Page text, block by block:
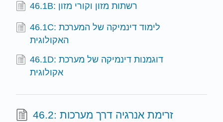
46.1B: רשתות מזון וקורי מזון
46.1C: לימוד דינמיקה של המערכת
האקולוגית
46.1D: דוגמנות דינמיקה של מערכת
אקולוגית
46.2: זרימת אנרגיה דרך מערכות